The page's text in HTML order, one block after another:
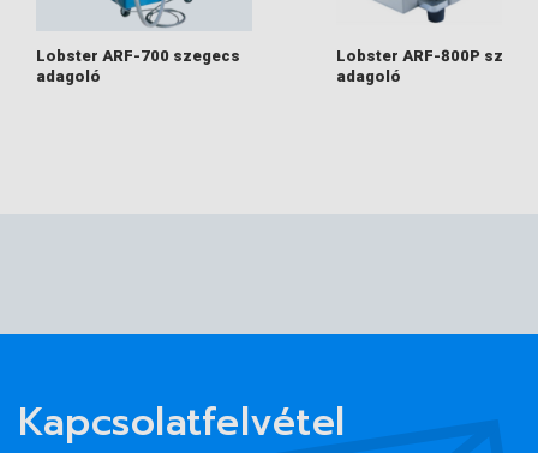
Lobster ARF-700 szegecs
adagoló
Lobster ARF-800P
adagoló
Kapcsolatfelvétel